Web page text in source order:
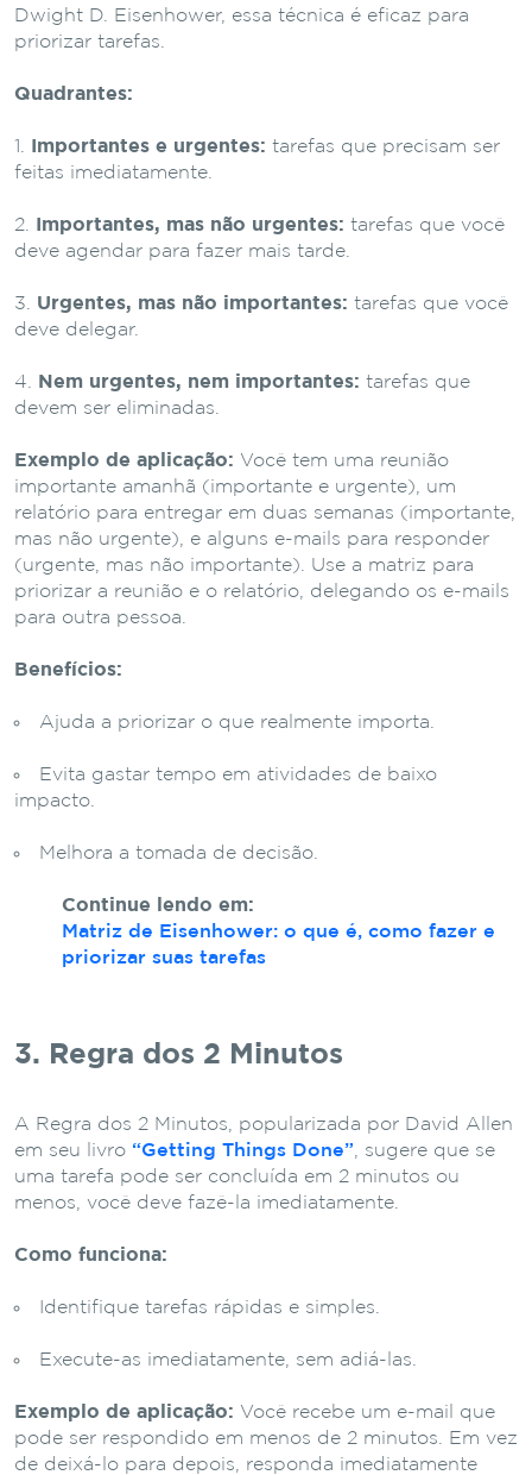
Dwight D. Eisenhower, essa técnica é eficaz para
priorizar tarefas.
Quadrantes:
Importantes e urgentes: tarefas que precisam ser
feitas imediatamente.
Importantes, mas não urgentes: tarefas que você
deve agendar para fazer mais tarde.
Urgentes, mas não importantes: tarefas que você
deve delegar.
Nem urgentes, nem importantes: tarefas que
devem ser eliminadas.
Exemplo de aplicação: Você tem uma reunião
importante amanhã (importante e urgente), um
relatório para entregar em duas semanas (importante,
mas não urgente), e alguns e-mails para responder
(urgente, mas não importante). Use a matriz para
priorizar a reunião e o relatório, delegando os e-mails
para outra pessoa.
Benefícios:
Ajuda a priorizar o que realmente importa.
Evita gastar tempo em atividades de baixo
impacto.
Melhora a tomada de decisão.
Continue lendo em:
Matriz de Eisenhower: o que é, como fazer e
priorizar suas tarefas
3. Regra dos 2 Minutos
A Regra dos 2 Minutos, popularizada por David Allen
em seu livro “Getting Things Done” , sugere que se
uma tarefa pode ser concluída em 2 minutos ou
menos, você deve fazê-la imediatamente.
Como funciona:
Identifique tarefas rápidas e simples.
Execute-as imediatamente, sem adiá-las.
Exemplo de aplicação: Você recebe um e-mail que
pode ser respondido em menos de 2 minutos. Em vez
de deixá-lo para depois, responda imediatamente